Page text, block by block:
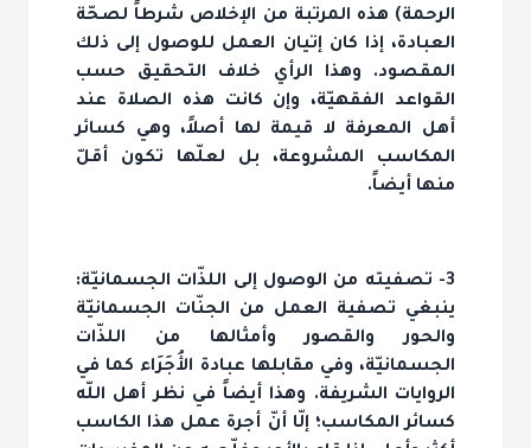
الرحمة) هذه المرتبة من الإخلاص شرطاً لصحّة
العبادة، إذا كان إتيان العمل للوصول إلى ذلك
المقصود. وهذا الرأي خلاف التحقيق حسب
القواعد الفقهيّة، وإن كانت هذه الصلاة عند
أهل المعرفة لا قيمة لها أصلاً، وهي كسائر
المكاسب المشروعة، بل لعلّها تكون أقلّ
منها أيضاً.
3- تصفيته من الوصول إلى اللذّات الجسمانيّة:
ينبغي تصفية العمل من الجنّات الجسمانيّة
والحور والقصور وأمثالها من اللذّات
الجسمانيّة، وفي مقابلها عبادة الأُجَرَاء كما في
الروايات الشريفة. وهذا أيضاً في نظر أهل اللّه
كسائر المكاسب؛ إلّا أنّ أجرة عمل هذا الكاسب